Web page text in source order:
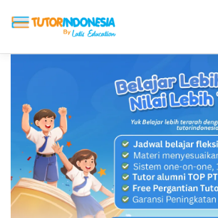
ABOUT US JADI
BIAYA LES TESTIMONI
BLOG DAFTAR SEKOLAH